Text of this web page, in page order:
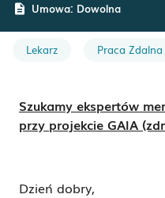
description Umowa: Dowolna
Lekarz Praca Zdalna
Szukamy ekspertów
przy projekcie GAIA
Dzień dobry,